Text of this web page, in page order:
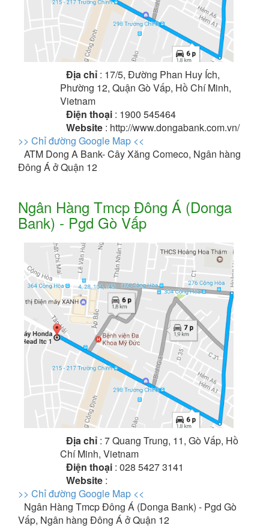
Địa chỉ : 17/5, Đường Phan Huy Ích,
Phường 12, Quận Gò Vấp, Hồ Chí Minh,
Vietnam
Điện thoại : 1900 545464
Website : http://www.dongabank.com.vn/
>> Chỉ đường Google Map <<
ATM Dong A Bank- Cây Xăng Comeco, Ngân hàng
Đông Á ở Quận 12
Ngân Hàng Tmcp Đông Á (Donga
Bank) - Pgd Gò Vấp
Địa chỉ : 7 Quang Trung, 11, Gò Vấp, Hồ
Chí Minh, Vietnam
Điện thoại : 028 5427 3141
Website :
>> Chỉ đường Google Map <<
Ngân Hàng Tmcp Đông Á (Donga Bank) - Pgd Gò
Vấp, Ngân hàng Đông Á ở Quận 12